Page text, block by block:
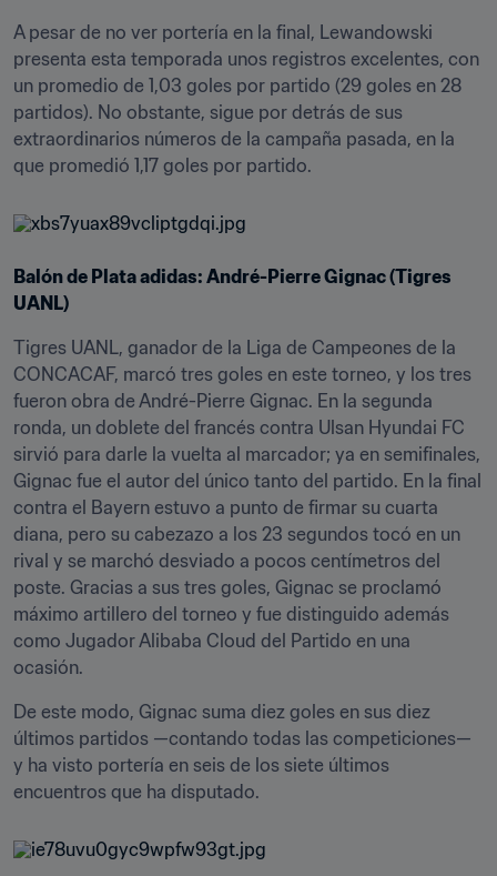
A pesar de no ver portería en la final, Lewandowski
presenta esta temporada unos registros excelentes, con
un promedio de 1,03 goles por partido (29 goles en 28
partidos). No obstante, sigue por detrás de sus
extraordinarios números de la campaña pasada, en la
que promedió 1,17 goles por partido.
Balón de Plata adidas: André-Pierre Gignac (Tigres
UANL)
Tigres UANL, ganador de la Liga de Campeones de la
CONCACAF, marcó tres goles en este torneo, y los tres
fueron obra de André-Pierre Gignac. En la segunda
ronda, un doblete del francés contra Ulsan Hyundai FC
sirvió para darle la vuelta al marcador; ya en semifinales,
Gignac fue el autor del único tanto del partido. En la final
contra el Bayern estuvo a punto de firmar su cuarta
diana, pero su cabezazo a los 23 segundos tocó en un
rival y se marchó desviado a pocos centímetros del
poste. Gracias a sus tres goles, Gignac se proclamó
máximo artillero del torneo y fue distinguido además
como Jugador Alibaba Cloud del Partido en una
ocasión.
De este modo, Gignac suma diez goles en sus diez
últimos partidos —contando todas las competiciones—
y ha visto portería en seis de los siete últimos
encuentros que ha disputado.